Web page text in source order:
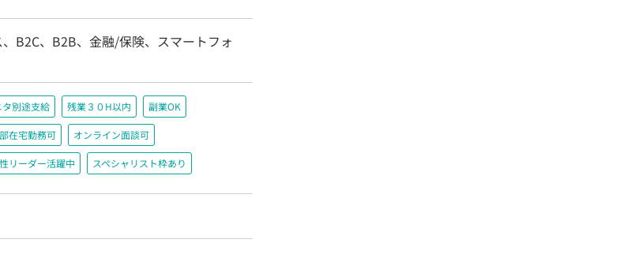
B2C、B2B、金融/保険、スマートフォ
タ別途支給 残業３０H以内 副業OK
在宅勤務可 オンライン面談可
リーダー活躍中 スペシャリスト枠あり